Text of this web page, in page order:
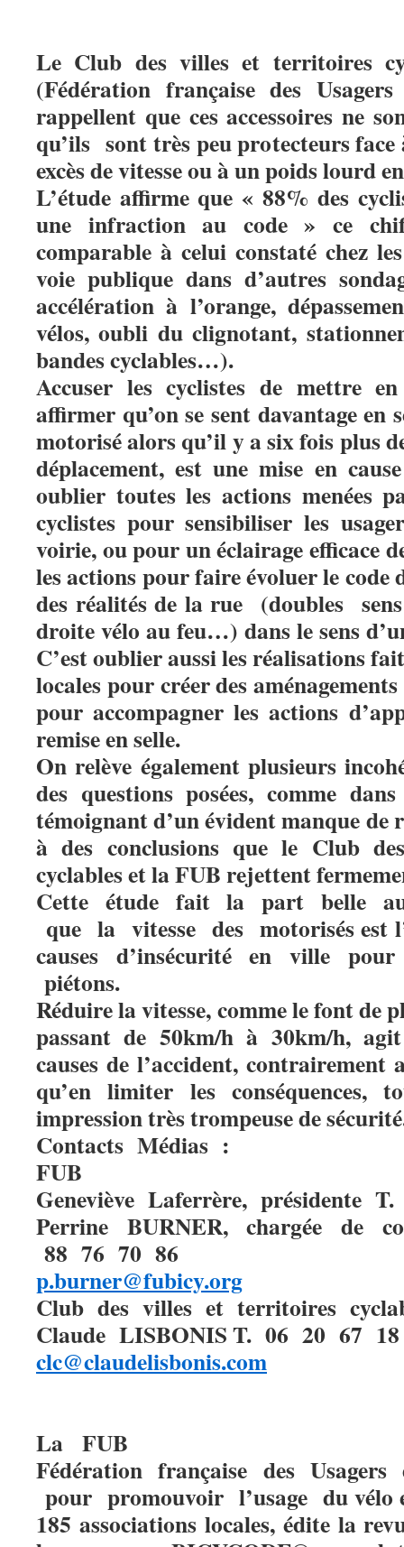
Le Club des villes et territoires
(Fédération française des
rappellent que ces accessoires ne
qu’ils sont très peu protecteurs
excès de vitesse ou à un poids lourd
L’étude affirme que « 88% des
une infraction au code » ce
comparable à celui constaté chez
voie publique dans d’autres
accélération à l’orange,
vélos, oubli du clignotant,
bandes cyclables…).
Accuser les cyclistes de mettre
affirmer qu’on se sent davantage en
motorisé alors qu’il y a six fois plus
déplacement, est une mise en
oublier toutes les actions menées
cyclistes pour sensibiliser les
voirie, ou pour un éclairage efficace
les actions pour faire évoluer le code
des réalités de la rue (doubles
droite vélo au feu…) dans le sens
C’est oublier aussi les réalisations
locales pour créer des
pour accompagner les actions
remise en selle.
On relève également plusieurs
des questions posées, comme
témoignant d’un évident manque de
à des conclusions que le Club
cyclables et la FUB rejettent
Cette étude fait la part belle
que la vitesse des motorisés est
causes d’insécurité en ville
piétons.
Réduire la vitesse, comme le font de
passant de 50km/h à 30km/h,
causes de l’accident, contrairement
qu’en limiter les conséquences,
impression très trompeuse de
Contacts Médias :
FUB
Geneviève Laferrère, présidente
Perrine BURNER, chargée de
88 76 70 86
p.burner@fubicy.org
Club des villes et territoires
Claude LISBONIS T. 06 20 67
clc@claudelisbonis.com
La FUB
Fédération française des
pour promouvoir l’usage du vélo
185 associations locales, édite la